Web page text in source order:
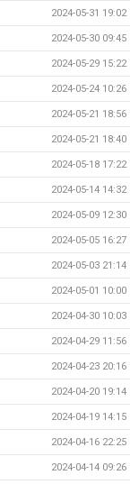
2024-05-31 19:02
2024-05-30 09:45
2024-05-29 15:22
2024-05-24 10:26
2024-05-21 18:56
2024-05-21 18:40
2024-05-18 17:22
2024-05-14 14:32
2024-05-09 12:30
2024-05-05 16:27
2024-05-03 21:14
2024-05-01 10:00
2024-04-30 10:03
2024-04-29 11:56
2024-04-23 20:16
2024-04-20 19:14
2024-04-19 14:15
2024-04-16 22:25
2024-04-14 09:26